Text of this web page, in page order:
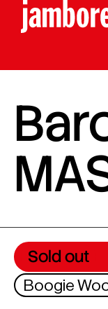
Sold out
Boogie